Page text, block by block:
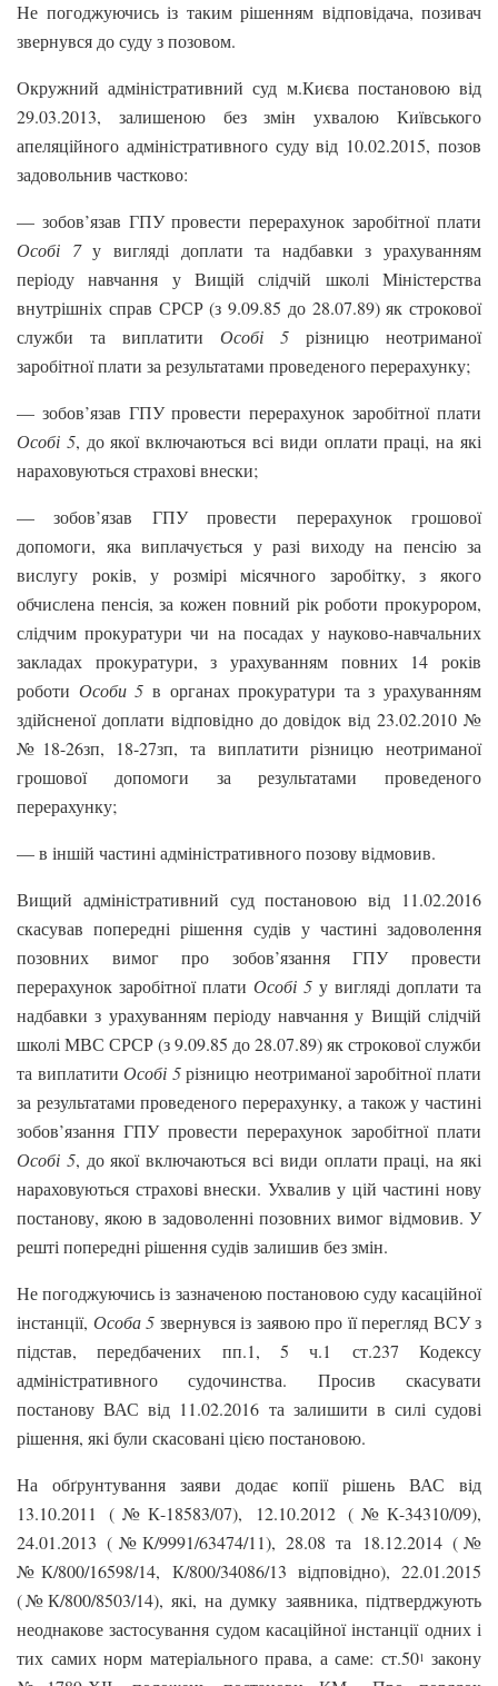
Не погоджуючись із таким рішенням відповідача, позивач
звернувся до суду з позовом.
Окружний адміністративний суд м.Києва постановою від
29.03.2013, залишеною без змін ухвалою Київського
апеляційного адміністративного суду від 10.02.2015, позов
задовольнив частково:
— зобов’язав ГПУ провести перерахунок заробітної плати
Особі 7у вигляді доплати та надбавки з урахуванням
періоду навчання у Вищій слідчій школі Міністерства
внутрішніх справ СРСР (з 9.09.85 до 28.07.89) як строкової
служби та виплатити Особі 5 різницю неотриманої
заробітної плати за результатами проведеного перерахунку;
— зобов’язав ГПУ провести перерахунок заробітної плати
Особі 5, до якої включаються всі види оплати праці, на які
нараховуються страхові внески;
— зобов’язав ГПУ провести перерахунок грошової
допомоги, яка виплачується у разі виходу на пенсію за
вислугу років, у розмірі місячного заробітку, з якого
обчислена пенсія, за кожен повний рік роботи прокурором,
слідчим прокуратури чи на посадах у науково-навчальних
закладах прокуратури, з урахуванням повних 14 років
роботи Особи 5 в органах прокуратури та з урахуванням
здійсненої доплати відповідно до довідок від 23.02.2010 №
№18-26зп, 18-27зп, та виплатити різницю неотриманої
грошової допомоги за результатами проведеного
перерахунку;
— в іншій частині адміністративного позову відмовив.
Вищий адміністративний суд постановою від 11.02.2016
скасував попередні рішення судів у частині задоволення
позовних вимог про зобов’язання ГПУ провести
перерахунок заробітної плати Особі 5 у вигляді доплати та
надбавки з урахуванням періоду навчання у Вищій слідчій
школі МВС СРСР (з 9.09.85 до 28.07.89) як строкової служби
та виплатитиОсобі 5різницю неотриманої заробітної плати
за результатами проведеного перерахунку, а також у частині
зобов’язання ГПУ провести перерахунок заробітної плати
Особі 5, до якої включаються всі види оплати праці, на які
нараховуються страхові внески. Ухвалив у цій частині нову
постанову, якою в задоволенні позовних вимог відмовив. У
решті попередні рішення судів залишив без змін.
Не погоджуючись із зазначеною постановою суду касаційної
інстанції, Особа 5 звернувся із заявою про її перегляд ВСУ з
підстав, передбачених пп.1, 5 ч.1 ст.237 Кодексу
адміністративного судочинства. Просив скасувати
постанову ВАС від 11.02.2016 та залишити в силі судові
рішення, які були скасовані цією постановою.
На обґрунтування заяви додає копії рішень ВАС від
13.10.2011 (№К-18583/07), 12.10.2012 (№К-34310/09),
24.01.2013 (№К/9991/63474/11), 28.08 та 18.12.2014 (№
№К/800/16598/14, К/800/34086/13 відповідно), 22.01.2015
(№К/800/8503/14), які, на думку заявника, підтверджують
неоднакове застосування судом касаційної інстанції одних і
тих самих норм матеріального права, а саме: ст.501 закону